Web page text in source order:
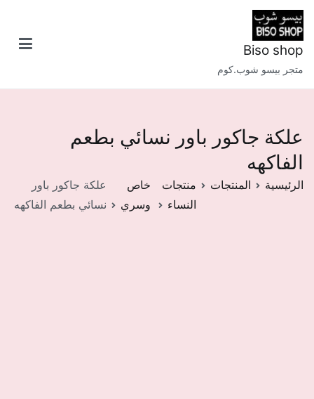
تخطى
إلى
المحتوى
Biso shop
متجر بيسو شوب.كوم
علكة جاكور باور نسائي بطعم
الفاكهه
الرئيسية المنتجات
منتجات
النساء
خاص
وسري
علكة جاكور باور
نسائي بطعم الفاكهه